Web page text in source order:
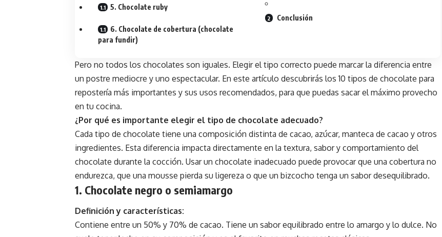
5. Chocolate ruby
6. Chocolate de cobertura (chocolate
para fundir)
Conclusión
Pero no todos los chocolates son iguales. Elegir el tipo correcto puede marcar la diferencia entre
un postre mediocre y uno espectacular. En este artículo descubrirás los 10 tipos de chocolate para
repostería más importantes y sus usos recomendados, para que puedas sacar el máximo provecho
en tu cocina.
¿Por qué es importante elegir el tipo de chocolate adecuado?
Cada tipo de chocolate tiene una composición distinta de cacao, azúcar, manteca de cacao y otros
ingredientes. Esta diferencia impacta directamente en la textura, sabor y comportamiento del
chocolate durante la cocción. Usar un chocolate inadecuado puede provocar que una cobertura no
endurezca, que una mousse pierda su ligereza o que un bizcocho tenga un sabor desequilibrado.
1. Chocolate negro o semiamargo
Definición y características:
Contiene entre un 50% y 70% de cacao. Tiene un sabor equilibrado entre lo amargo y lo dulce. No